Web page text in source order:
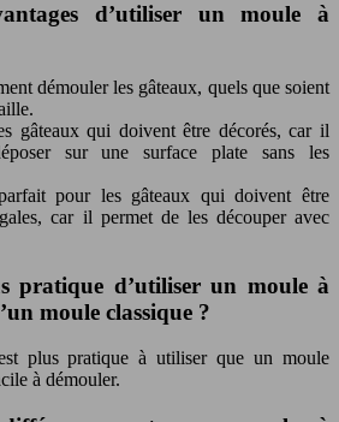
d’utiliser un moule à
démouler les gâteaux, quels que soient
gâteaux qui doivent être décorés, car il
sur une surface plate sans les
pour les gâteaux qui doivent être
car il permet de les découper avec
pratique d’utiliser un moule à
moule classique ?
plus pratique à utiliser que un moule
à démouler.